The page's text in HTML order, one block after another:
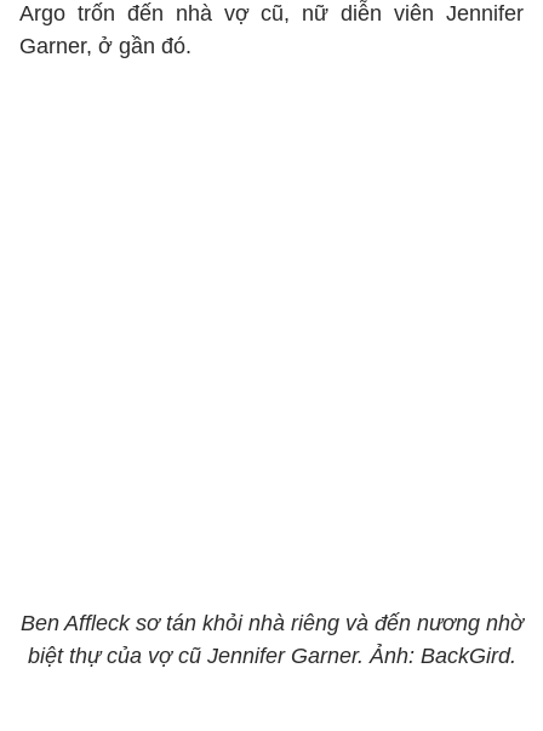
Argo trốn đến nhà vợ cũ, nữ diễn viên Jennifer
Garner, ở gần đó.
Ben Affleck sơ tán khỏi nhà riêng và đến nương nhờ
biệt thự của vợ cũ Jennifer Garner. Ảnh: BackGird.